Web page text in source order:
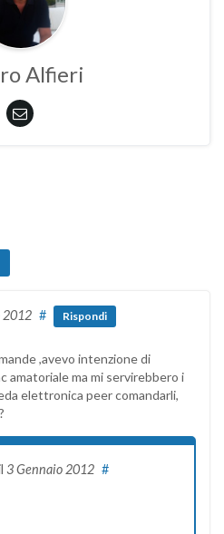
Alfieri
2012 # Rispondi
,avevo intenzione di
amatoriale ma mi servirebbero i
elettronica peer comandarli,
3 Gennaio 2012 #